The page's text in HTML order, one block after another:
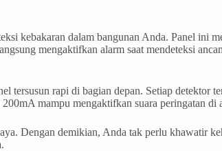
kebakaran dalam bangunan Anda. Panel ini
mengaktifkan alarm saat mendeteksi
tersusun rapi di bagian depan. Setiap detektor
mampu mengaktifkan suara peringatan di
Dengan demikian, Anda tak perlu khawatir